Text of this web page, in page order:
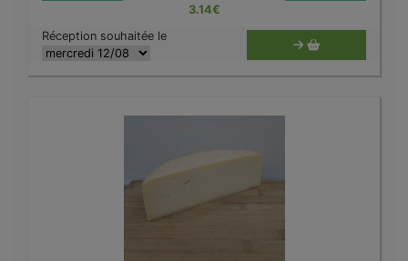
3.14€
Réception souhaitée le